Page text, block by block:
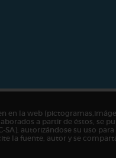
en la web
a partir de éstos, se
SA), autorizándose su uso
la fuente, autor y se